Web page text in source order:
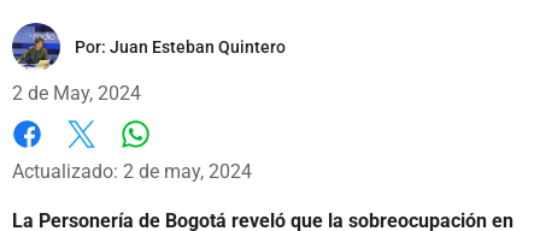
Por: Juan Esteban Quintero
2 de May, 2024
Facebook
X
Actualizado: 2 de may, 2024
La Personería de Bogotá reveló que la sobreocupación en